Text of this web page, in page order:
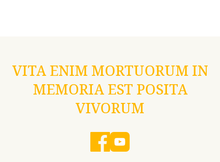
VITA ENIM MORTUORUM IN
MEMORIA EST POSITA
VIVORUM